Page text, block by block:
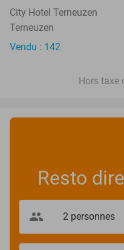
City Hotel Terneuzen
Terneuzen
Vendu : 142
Hors taxe
Resto